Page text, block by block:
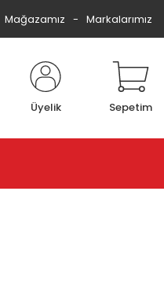
Mağazamız Markalarımız
Üyelik Sepetim